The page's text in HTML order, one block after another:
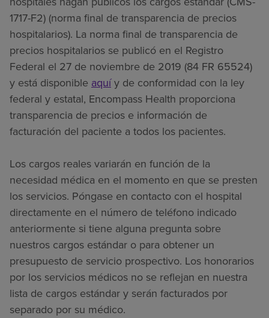
1717-F2) (norma final de transparencia de precios
hospitalarios). La norma final de transparencia de
precios hospitalarios se publicó en el Registro
Federal el 27 de noviembre de 2019 (84 FR 65524)
y está disponible aquíy de conformidad con la ley
federal y estatal, Encompass Health proporciona
transparencia de precios e información de
facturación del paciente a todos los pacientes.
Los cargos reales variarán en función de la
necesidad médica en el momento en que se presten
los servicios. Póngase en contacto con el hospital
directamente en el número de teléfono indicado
anteriormente si tiene alguna pregunta sobre
nuestros cargos estándar o para obtener un
presupuesto de servicio prospectivo. Los honorarios
por los servicios médicos no se reflejan en nuestra
lista de cargos estándar y serán facturados por
separado por su médico.